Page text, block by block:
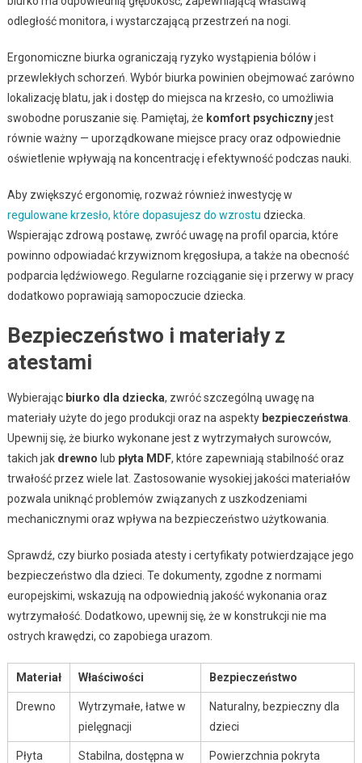
odległość monitora, i wystarczającą przestrzeń na nogi.
Ergonomiczne biurka ograniczają ryzyko wystąpienia bólów i
przewlekłych schorzeń. Wybór biurka powinien obejmować zarówno
lokalizację blatu, jak i dostęp do miejsca na krzesło, co umożliwia
swobodne poruszanie się. Pamiętaj, że komfort psychicznyjest
równie ważny — uporządkowane miejsce pracy oraz odpowiednie
oświetlenie wpływają na koncentrację i efektywność podczas nauki.
Aby zwiększyć ergonomię, rozważ również inwestycję w
regulowane krzesło, które dopasujesz do wzrostu dziecka.
Wspierając zdrową postawę, zwróć uwagę na profil oparcia, które
powinno odpowiadać krzywiznom kręgosłupa, a także na obecność
podparcia lędźwiowego. Regularne rozciąganie się i przerwy w pracy
dodatkowo poprawiają samopoczucie dziecka.
Bezpieczeństwo i materiały z
atestami
Wybierając biurko dla dziecka, zwróć szczególną uwagę na
materiały użyte do jego produkcji oraz na aspekty bezpieczeństwa
Upewnij się, że biurko wykonane jest z wytrzymałych surowców,
takich jak drewno lub płyta MDF, które zapewniają stabilność oraz
trwałość przez wiele lat. Zastosowanie wysokiej jakości materiałów
pozwala uniknąć problemów związanych z uszkodzeniami
mechanicznymi oraz wpływa na bezpieczeństwo użytkowania.
Sprawdź, czy biurko posiada atesty i certyfikaty potwierdzające jego
bezpieczeństwo dla dzieci. Te dokumenty, zgodne z normami
europejskimi, wskazują na odpowiednią jakość wykonania oraz
wytrzymałość. Dodatkowo, upewnij się, że w konstrukcji nie ma
ostrych krawędzi, co zapobiega urazom.
Materiał Właściwości Bezpieczeństwo
Drewno
Wytrzymałe, łatwe w
pielęgnacji
Naturalny, bezpieczny dla
dzieci
Płyta
Stabilna, dostępna w
Powierzchnia pokryta